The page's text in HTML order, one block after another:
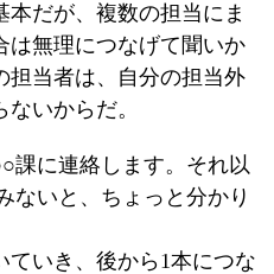
だが、複数の担当にま
は無理につなげて聞いか
担当者は、自分の担当外
いからだ。
課に連絡します。それ以
ないと、ちょっと分かり
いき、後から1本につな